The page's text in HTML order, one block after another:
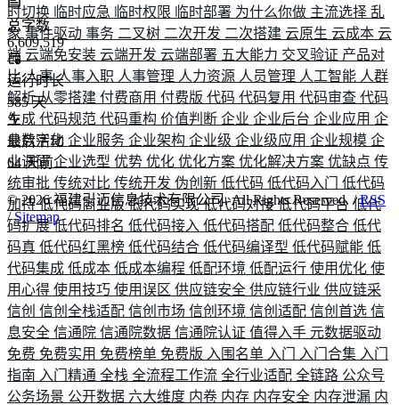
时切换 临时应急 临时权限 临时部署 为什么你做 主流选择 乱
象 事件驱动 事务 二叉树 二次开发 二次搭建 云原生 云成本 云
端 云端免安装 云端开发 云端部署 五大能力 交叉验证 产品对
比人事人事入职 人事管理 人力资源 人员管理 人工智能 人群
解析从零搭建 付费商用 付费版 代码 代码复用 代码审查 代码
生成 代码规范 代码重构 价值判断 企业 企业后台 企业应用 企
业数字化 企业服务 企业架构 企业级 企业级应用 企业规模 企
业调研企业选型 优势 优化 优化方案 优化解决方案 优缺点 传
统审批 传统对比 传统开发 伪创新 低代码 低代码入门 低代码
加持低代码商业版低代码实现低代码对接低代码平台 低代
码扩展低代码排名 低代码接入 低代码搭配 低代码整合 低代
码真 低代码红黑榜 低代码结合 低代码编译型 低代码赋能 低
代码集成 低成本 低成本编程 低配环境 低配运行 使用优化 使
用心得 使用技巧 使用误区 供应链安全 供应链行业 供应链采
信创 信创全栈适配 信创市场 信创环境 信创适配 信创首选 信
息安全 信通院 信通院数据 信通院认证 值得入手 元数据驱动
免费 免费实用 免费榜单 免费版 入围名单 入门 入门合集 入门
指南 入门精通 全栈 全流程工作流 全行业适配 全链路 公众号
公务场景 公开数据 六大维度 内卷 内存 内存安全 内存泄漏 内
总字数
6,609,519
运行时长
585 天
最后活动
64 天前
©2026福建引迈信息技术有限公司. All Rights Reserved. /RSS
/Sitemap